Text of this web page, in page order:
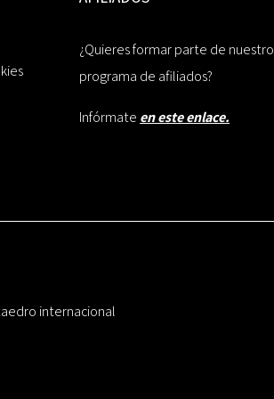
¿Quieres formar parte de nuestro
programa de afiliados?
Infórmate en este enlace.
internacional